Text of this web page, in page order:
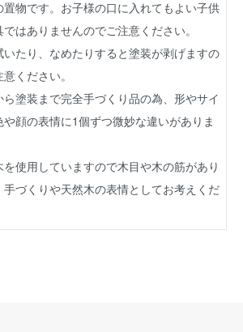
置物です。お子様の口に入れてもよい子供
ではありませんのでご注意ください。
いたり、なめたりすると塗装が剥げますの
ください。
ら塗装まで完全手づくり品の為、形やサイ
や顔の表情に1個ずつ微妙な違いがありま
を使用していますので木目や木の筋があり
手づくりや天然木の表情としてお考えくだ